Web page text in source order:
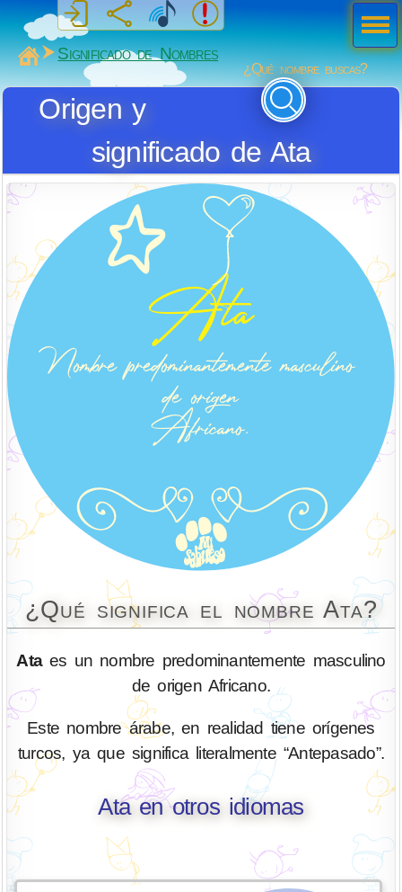
MiSabueso
Significado de Nombres
¿Qué nombre buscas?
Origen y
significado de Ata
¿Qué significa el nombre Ata?
Ataes un nombre predominantemente masculino
de origen Africano.
Este nombre árabe, en realidad tiene orígenes
turcos, ya que significa literalmente “Antepasado”.
Ata en otros idiomas
Men
ú